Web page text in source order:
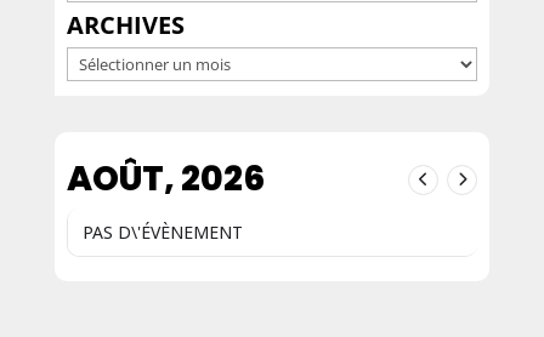
ARCHIVES
Archives
AOÛT, 2026
PAS D\'ÉVÈNEMENT